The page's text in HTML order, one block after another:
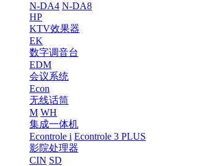
N-DA4 N-DA8
HP
KTV效果器
EK
数字调音台
EDM
会议系统
Econ
无线话筒
M WH
集成一体机
Econtrole i Econtrole 3 PLUS
影院处理器
CIN SD